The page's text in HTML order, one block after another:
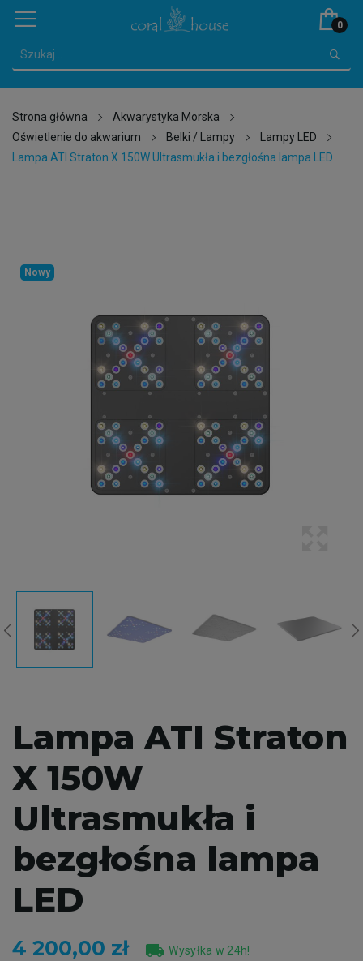
0
Strona główna
Akwarystyka Morska
Oświetlenie do akwarium
Belki / Lampy
Lampy LED
Lampa ATI Straton X 150W Ultrasmukła i bezgłośna lampa LED
Nowy
Lampa ATI Straton
X 150W
Ultrasmukła i
bezgłośna lampa
LED
4 200,00 zł local_shipping Wysyłka w 24h!